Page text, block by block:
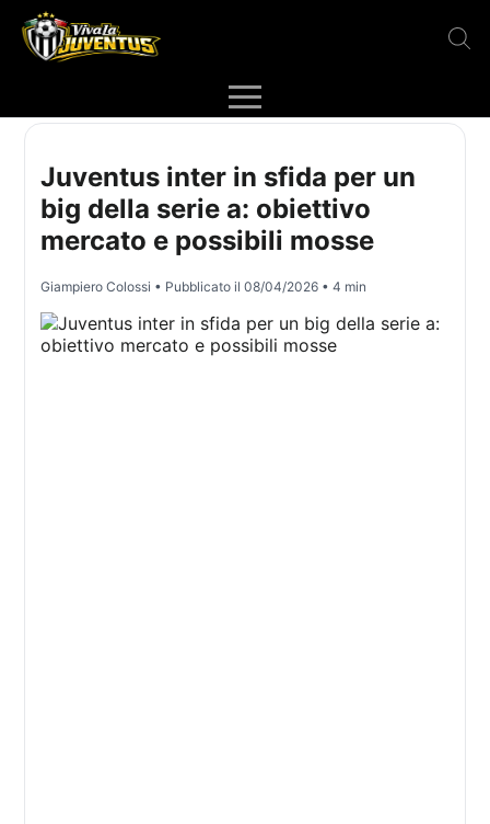
Juventus inter in sfida per un
big della serie a: obiettivo
mercato e possibili mosse
Giampiero Colossi • Pubblicato il08/04/2026 • 4 min